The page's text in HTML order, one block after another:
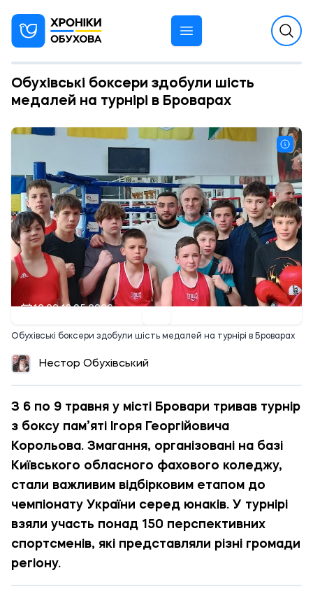
Обухівські боксери здобули шість
медалей на турнірі в Броварах
12:22 13.05.2026
Обухівські боксери здобули шість медалей на турнірі в Броварах
Нестор Обухівський
З 6 по 9 травня у місті Бровари тривав турнір
з боксу пам’яті Ігоря Георгійовича
Корольова. Змагання, організовані на базі
Київського обласного фахового коледжу,
стали важливим відбірковим етапом до
чемпіонату України серед юнаків. У турнірі
взяли участь понад 150 перспективних
спортсменів, які представляли різні громади
регіону.